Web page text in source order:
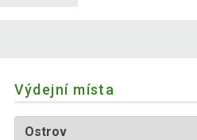
Výdejní místa